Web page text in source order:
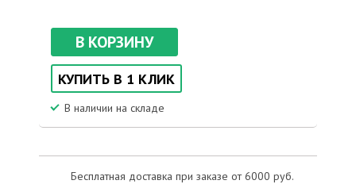
В КОРЗИНУ
КУПИТЬ В 1 КЛИК
В наличии на складе
Бесплатная доставка при заказе от 6000 руб.